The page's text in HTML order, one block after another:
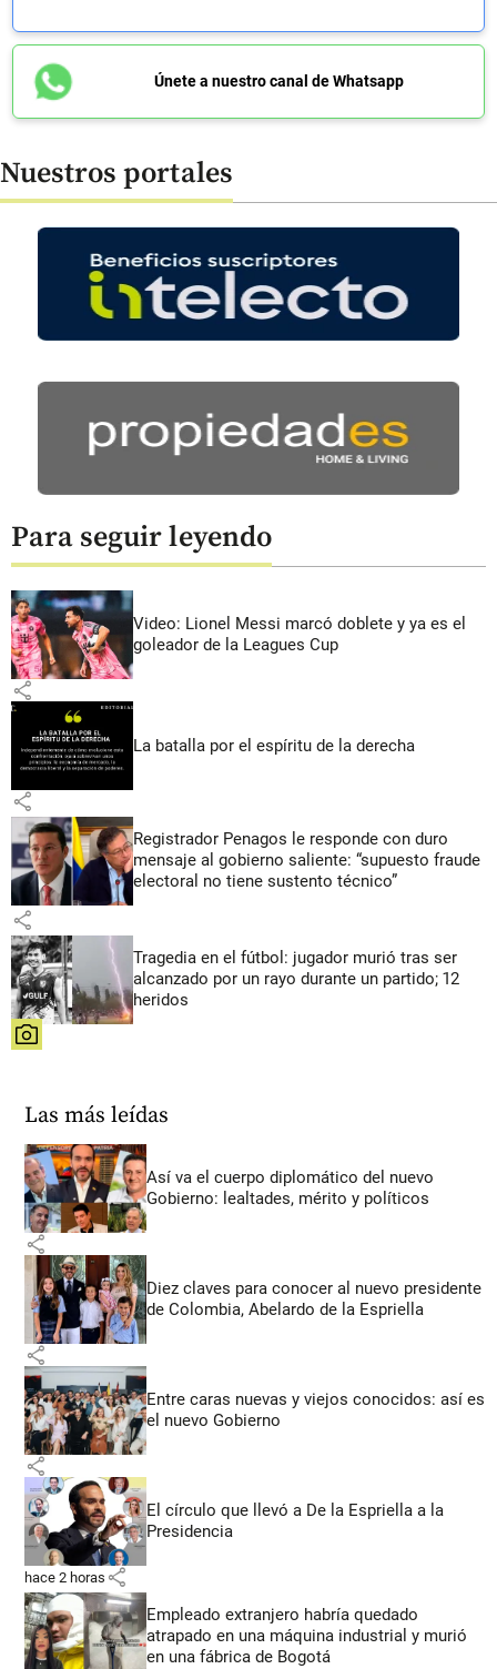
Únete a nuestro canal de Whatsapp
Nuestros portales
Para seguir leyendo
Video: Lionel Messi marcó doblete y ya es el
goleador de la Leagues Cup
share
La batalla por el espíritu de la derecha
share
Registrador Penagos le responde con duro
mensaje al gobierno saliente: “supuesto fraude
electoral no tiene sustento técnico”
share
Tragedia en el fútbol: jugador murió tras ser
alcanzado por un rayo durante un partido; 12
heridos
share
Las más leídas
Así va el cuerpo diplomático del nuevo
Gobierno: lealtades, mérito y políticos
share
Diez claves para conocer al nuevo presidente
de Colombia, Abelardo de la Espriella
share
Entre caras nuevas y viejos conocidos: así es
el nuevo Gobierno
share
El círculo que llevó a De la Espriella a la
Presidencia
hace 2 horas share
Empleado extranjero habría quedado
atrapado en una máquina industrial y murió
en una fábrica de Bogotá